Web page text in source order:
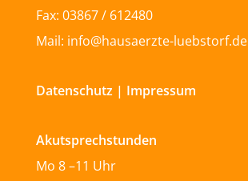
Fax: 03867 / 612480
Mail: info@hausaerzte-luebstorf.de
Datenschutz | Impressum
Akutsprechstunden
Mo 8 –11 Uhr